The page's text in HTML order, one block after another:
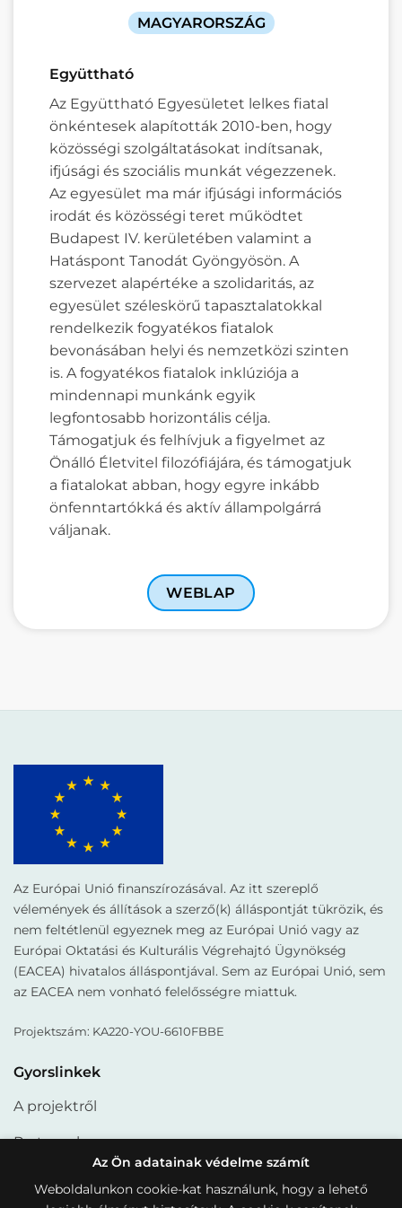
MAGYARORSZÁG
Együttható
Az Együttható Egyesületet lelkes fiatal
önkéntesek alapították 2010-ben, hogy
közösségi szolgáltatásokat indítsanak,
ifjúsági és szociális munkát végezzenek.
Az egyesület ma már ifjúsági információs
irodát és közösségi teret működtet
Budapest IV. kerületében valamint a
Hatáspont Tanodát Gyöngyösön. A
szervezet alapértéke a szolidaritás, az
egyesület széleskörű tapasztalatokkal
rendelkezik fogyatékos fiatalok
bevonásában helyi és nemzetközi szinten
is. A fogyatékos fiatalok inklúziója a
mindennapi munkánk egyik
legfontosabb horizontális célja.
Támogatjuk és felhívjuk a figyelmet az
Önálló Életvitel filozófiájára, és támogatjuk
a fiatalokat abban, hogy egyre inkább
önfenntartókká és aktív állampolgárrá
váljanak.
WEBLAP
Az Európai Unió finanszírozásával. Az itt szereplő
vélemények és állítások a szerző(k) álláspontját tükrözik, és
nem feltétlenül egyeznek meg az Európai Unió vagy az
Európai Oktatási és Kulturális Végrehajtó Ügynökség
(EACEA) hivatalos álláspontjával. Sem az Európai Unió, sem
az EACEA nem vonható felelősségre miattuk.
Projektszám: KA220-YOU-6610FBBE
Gyorslinkek
A projektről
Partnerek
Az Ön adatainak védelme számít
Weboldalunkon cookie-kat használunk, hogy a lehető